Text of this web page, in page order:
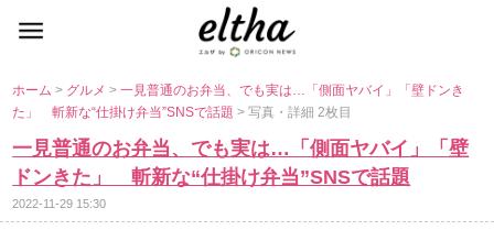
ホーム> グルメ>一見普通のお弁当、でも実は…「側面ヤバイ」「壁ドンき
た」 斬新な“仕掛け弁当”SNSで話題> 写真・詳細 2枚目
一見普通のお弁当、でも実は…「側面ヤバイ」「壁
ドンきた」 斬新な“仕掛け弁当”SNSで話題
2022-11-29 15:30